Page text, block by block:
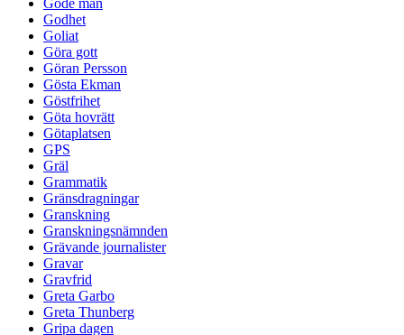
Godhet
Goliat
Göra gott
Göran Persson
Gösta Ekman
Göstfrihet
Göta hovrätt
Götaplatsen
GPS
Gräl
Grammatik
Gränsdragningar
Granskning
Granskningsnämnden
Grävande journalister
Gravar
Gravfrid
Greta Garbo
Greta Thunberg
Gripa dagen